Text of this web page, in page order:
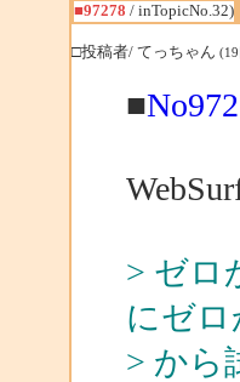
■97278 / inTopicNo.32)
□投稿者/ てっちゃん
■
> ゼロ
にゼ
> から